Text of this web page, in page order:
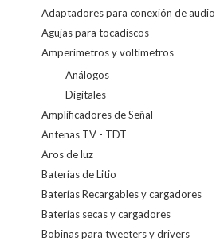
Adaptadores para conexión de audio
Agujas para tocadiscos
Amperímetros y voltímetros
Análogos
Digitales
Amplificadores de Señal
Antenas TV - TDT
Aros de luz
Baterías de Litio
Baterías Recargables y cargadores
Baterías secas y cargadores
Bobinas para tweeters y drivers